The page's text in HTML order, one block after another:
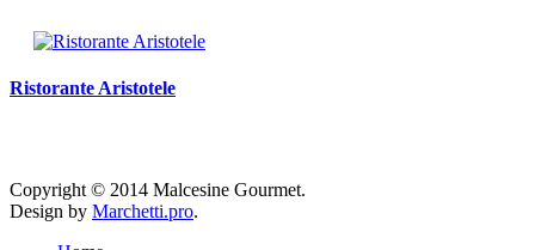
Ristorante Aristotele
Copyright © 2014 Malcesine Gourmet.
Design by Marchetti.pro.